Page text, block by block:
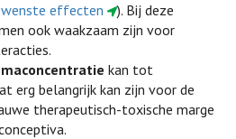
effecten
). Bij deze
ook waakzaam zijn voor
kan tot
erg belangrijk kan zijn voor de
therapeutisch-toxische marge